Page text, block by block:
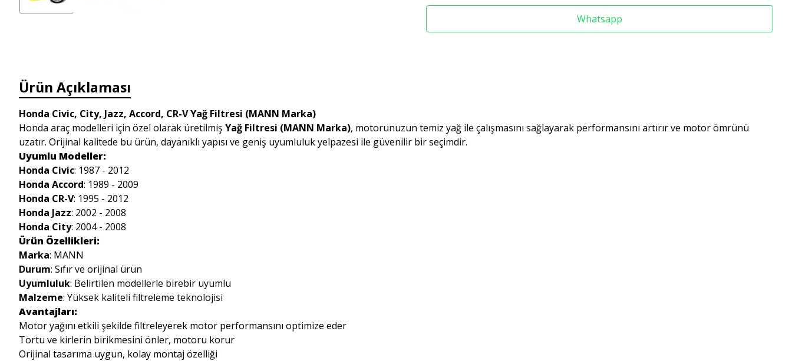
Whatsapp
Ürün Açıklaması
Honda Civic, City, Jazz, Accord, CR-V Yağ Filtresi (MANN Marka)
Honda araç modelleri için özel olarak üretilmiş Yağ Filtresi (MANN Marka), motorunuzun temiz yağ ile çalışmasını sağlayarak performansını artırır ve motor ömrünü
uzatır. Orijinal kalitede bu ürün, dayanıklı yapısı ve geniş uyumluluk yelpazesi ile güvenilir bir seçimdir.
Uyumlu Modeller:
Honda Civic: 1987 - 2012
Honda Accord: 1989 - 2009
Honda CR-V: 1995 - 2012
Honda Jazz: 2002 - 2008
Honda City: 2004 - 2008
Ürün Özellikleri:
Marka: MANN
Durum: Sıfır ve orijinal ürün
Uyumluluk: Belirtilen modellerle birebir uyumlu
Malzeme: Yüksek kaliteli filtreleme teknolojisi
Avantajları:
Motor yağını etkili şekilde filtreleyerek motor performansını optimize eder
Tortu ve kirlerin birikmesini önler, motoru korur
Orijinal tasarıma uygun, kolay montaj özelliği